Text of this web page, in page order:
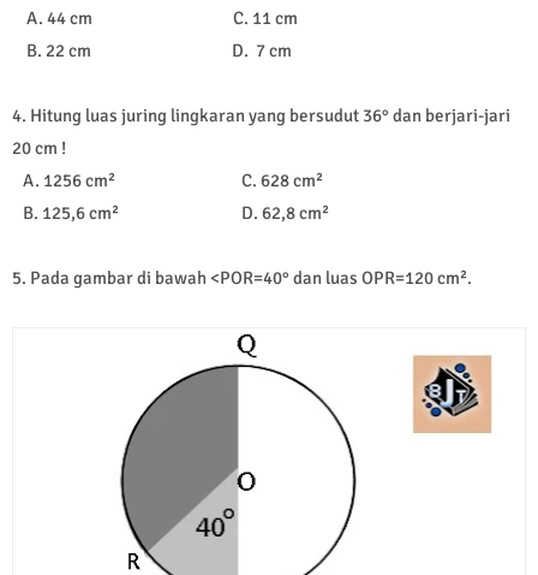
A. 44 cm C. 11 cm
B. 22 cm D. 7 cm
4. Hitung luas juring lingkaran yang bersudut 36° dan berjari-jari
20 cm !
A. 1256 cm² C. 628 cm²
B. 125,6 cm² D. 62,8 cm²
5. Pada gambar di bawah <POR=40° dan luas OPR=120 cm².